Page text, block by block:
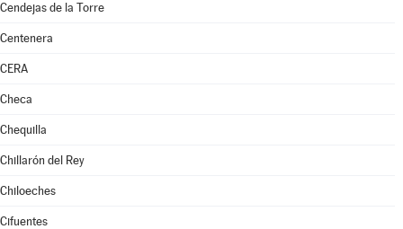
Cendejas de la Torre
Centenera
CERA
Checa
Chequilla
Chillarón del Rey
Chiloeches
Cifuentes